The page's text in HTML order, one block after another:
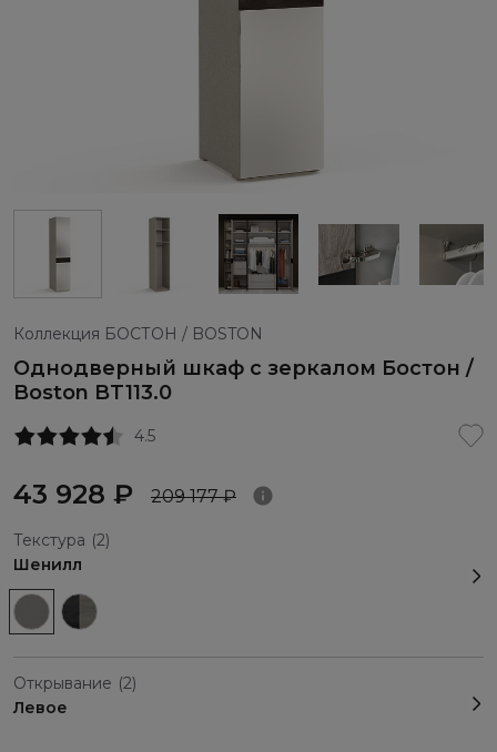
Коллекция БОСТОН / BOSTON
Однодверный шкаф с зеркалом Бостон /
Boston BT113.0
4.5
43 928 ₽ 209 177 ₽
Текстура (2)
Шенилл
Открывание (2)
Левое